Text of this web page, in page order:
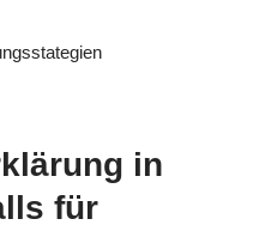
in
für